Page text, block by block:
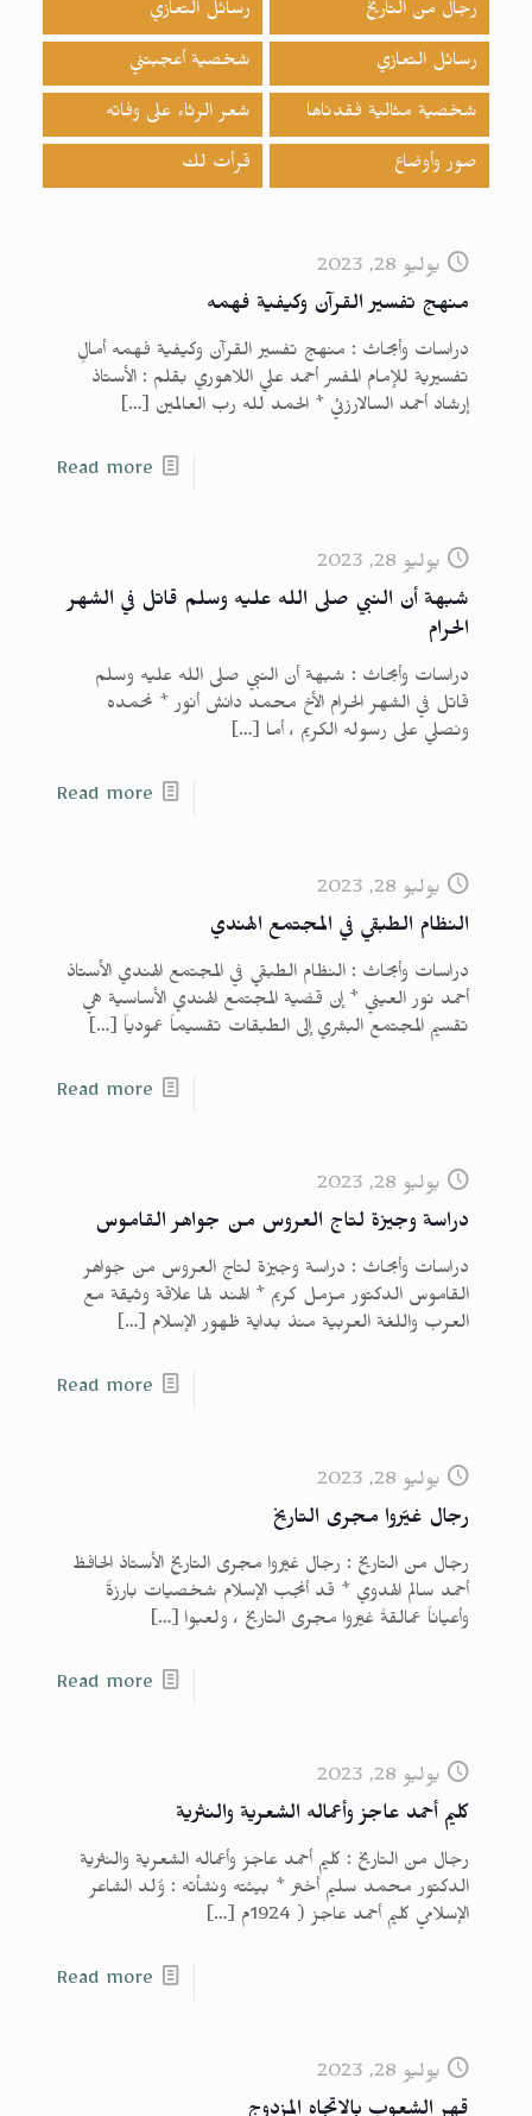
رجال من التاريخ رسائل التعازي
رسائل التعازي شخصية أعجبتني
شخصية مثالية فقدناها شعر الرثاء على وفاته
صور وأوضاع قرأت لك
يوليو 28, 2023
منهج تفسير القرآن وكيفية فهمه
دراسات وأبحاث : منهج تفسير القرآن وكيفية فهمه أمالٍ
تفسيرية للإمام المفسر أحمد علي اللاهوري بقلم : الأستاذ
إرشاد أحمد السالارزئي * الحمد لله رب العالمين […]
Read more
يوليو 28, 2023
شبهة أن النبي صلى الله عليه وسلم قاتل في الشهر
الحرام
دراسات وأبحاث : شبهة أن النبي صلى الله عليه وسلم
قاتل في الشهر الحرام الأخ محمد دانش أنور * نحمده
ونصلي على رسوله الكريم ، أما […]
Read more
يوليو 28, 2023
النظام الطبقي في المجتمع الهندي
دراسات وأبحاث : النظام الطبقي في المجتمع الهندي الأستاذ
أحمد نور العيني * إن قضية المجتمع الهندي الأساسية هي
تقسيم المجتمع البشري إلى الطبقات تقسيماً عمودياً […]
Read more
يوليو 28, 2023
دراسة وجيزة لتاج العروس من جواهر القاموس
دراسات وأبحاث : دراسة وجيزة لتاج العروس من جواهر
القاموس الدكتور مزمل كريم * الهند لها علاقة وثيقة مع
العرب واللغة العربية منذ بداية ظهور الإسلام […]
Read more
يوليو 28, 2023
رجال غيّروا مجرى التاريخ
رجال من التاريخ : رجال غيّروا مجرى التاريخ الأستاذ الحافظ
أحمد سالم الهدوي * قد أنجب الإسلام شخصيات بارزةً
وأعياناً عمالقةً غيّروا مجرى التاريخ ، ولعبوا […]
Read more
يوليو 28, 2023
كليم أحمد عاجز وأعماله الشعرية والنثرية
رجال من التاريخ : كليم أحمد عاجز وأعماله الشعرية والنثرية
الدكتور محمد سليم أختر * بيئته ونشأته : وُلد الشاعر
الإسلامي كليم أحمد عاجز ( 1924م
[…]
Read more
يوليو 28, 2023